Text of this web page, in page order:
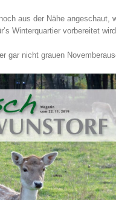
aus der Nähe angeschaut,
Winterquartier vorbereitet
gar nicht grauen